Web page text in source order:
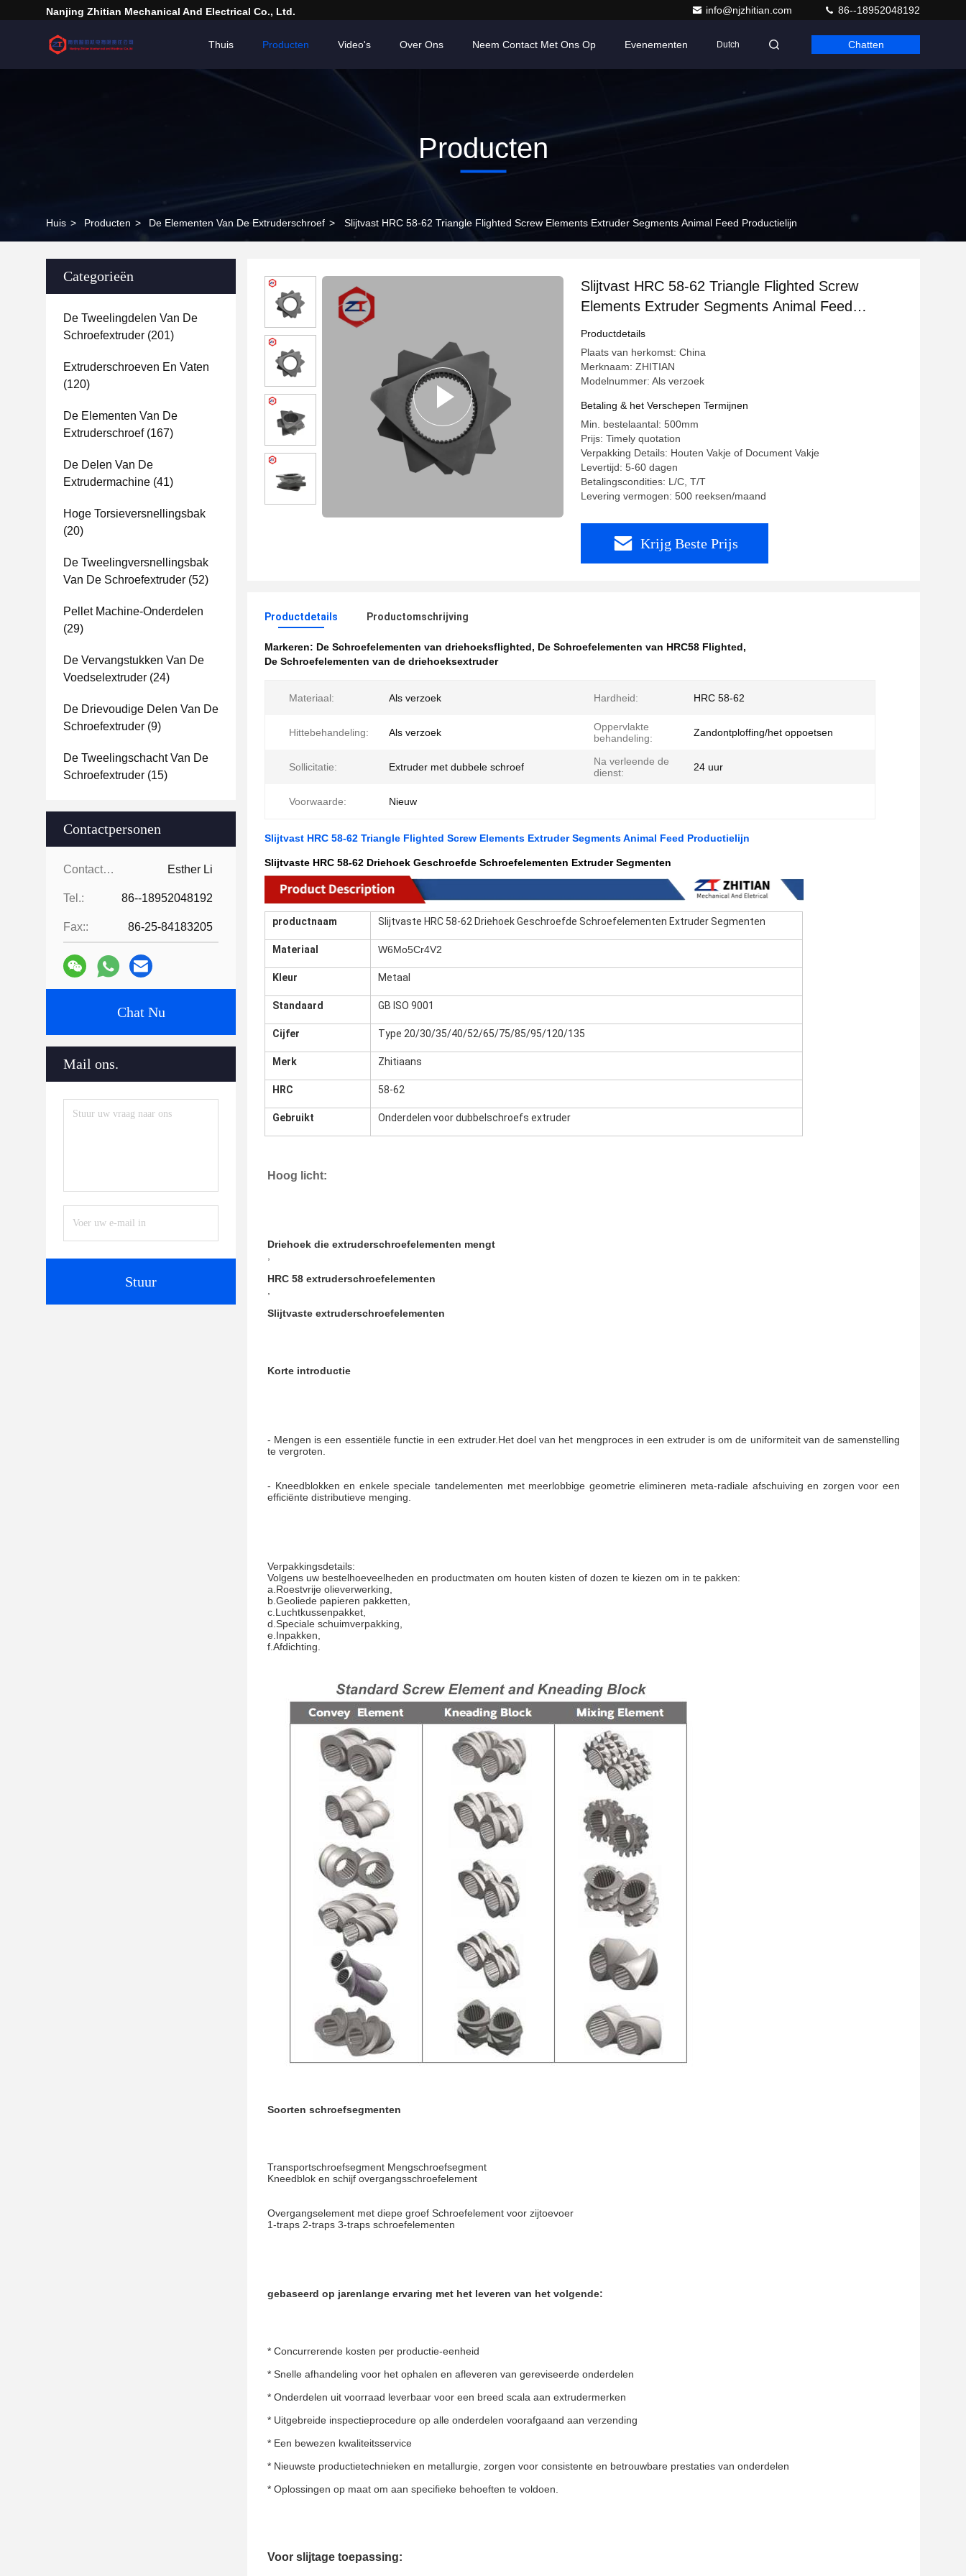
Nanjing Zhitian Mechanical And Electrical Co., Ltd. info@njzhitian.com 86--18952048192
Thuis Producten Video's Over Ons Neem Contact Met Ons Op Evenementen Dutch Chatten
Producten
Huis > Producten > De Elementen Van De Extruderschroef > Slijtvast HRC 58-62 Triangle Flighted Screw Elements Extruder Segments Animal Feed Productielijn
Categorieën
De Tweelingdelen Van De
Schroefextruder (201)
Extruderschroeven En Vaten
(120)
De Elementen Van De
Extruderschroef(167)
De Delen Van De
Extrudermachine (41)
Hoge Torsieversnellingsbak
(20)
De Tweelingversnellingsbak
Van De Schroefextruder (52)
Pellet Machine-Onderdelen
(29)
De Vervangstukken Van De
Voedselextruder (24)
De Drievoudige Delen Van De
Schroefextruder (9)
De Tweelingschacht Van De
Schroefextruder (15)
Contactpersonen
Contactpersonen: Esther Li
Tel.: 86--18952048192
Fax:: 86-25-84183205
Chat Nu
Mail ons.
Stuur
Slijtvast HRC 58-62 Triangle Flighted Screw
Elements Extruder Segments Animal Feed
Productielijn
Productdetails
Plaats van herkomst: China
Merknaam: ZHITIAN
Modelnummer: Als verzoek
Betaling & het Verschepen Termijnen
Min. bestelaantal: 500mm
Prijs: Timely quotation
Verpakking Details: Houten Vakje of Document Vakje
Levertijd: 5-60 dagen
Betalingscondities: L/C, T/T
Levering vermogen: 500 reeksen/maand
Krijg Beste Prijs
Productdetails Productomschrijving
Markeren: De Schroefelementen van driehoeksflighted, De Schroefelementen van HRC58 Flighted,
De Schroefelementen van de driehoeksextruder
Materiaal: Als verzoek Hardheid: HRC 58-62
Hittebehandeling: Als verzoek
Oppervlakte
behandeling:
Zandontploffing/het oppoetsen
Sollicitatie: Extruder met dubbele schroef
Na verleende de
dienst:
24 uur
Voorwaarde: Nieuw
Slijtvast HRC 58-62 Triangle Flighted Screw Elements Extruder Segments Animal Feed Productielijn
Slijtvaste HRC 58-62 Driehoek Geschroefde Schroefelementen Extruder Segmenten
productnaam Slijtvaste HRC 58-62 Driehoek Geschroefde Schroefelementen Extruder Segmenten
Materiaal W6Mo5Cr4V2
Kleur Metaal
Standaard GB ISO 9001
Cijfer Type 20/30/35/40/52/65/75/85/95/120/135
Merk Zhitiaans
HRC 58-62
Gebruikt Onderdelen voor dubbelschroefs extruder
Hoog licht:
Driehoek die extruderschroefelementen mengt
HRC 58 extruderschroefelementen
Slijtvaste extruderschroefelementen
Korte introductie
- Mengen is een essentiële functie in een extruder.Het doel van het mengproces in een extruder is om de uniformiteit van de samenstelling
te vergroten.
- Kneedblokken en enkele speciale tandelementen met meerlobbige geometrie elimineren meta-radiale afschuiving en zorgen voor een
efficiënte distributieve menging.
Verpakkingsdetails:
Volgens uw bestelhoeveelheden en productmaten om houten kisten of dozen te kiezen om in te pakken:
a.Roestvrije olieverwerking,
b.Geoliede papieren pakketten,
c.Luchtkussenpakket,
d.Speciale schuimverpakking,
e.Inpakken,
f.Afdichting.
Soorten schroefsegmenten
Transportschroefsegment Mengschroefsegment
Kneedblok en schijf overgangsschroefelement
Overgangselement met diepe groef Schroefelement voor zijtoevoer
1-traps 2-traps 3-traps schroefelementen
gebaseerd op jarenlange ervaring met het leveren van het volgende:
* Concurrerende kosten per productie-eenheid
* Snelle afhandeling voor het ophalen en afleveren van gereviseerde onderdelen
* Onderdelen uit voorraad leverbaar voor een breed scala aan extrudermerken
* Uitgebreide inspectieprocedure op alle onderdelen voorafgaand aan verzending
* Een bewezen kwaliteitsservice
* Nieuwste productietechnieken en metallurgie, zorgen voor consistente en betrouwbare prestaties van onderdelen
* Oplossingen op maat om aan specifieke behoeften te voldoen.
Voor slijtage toepassing: